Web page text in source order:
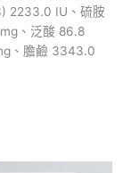
2233.0 IU、硫胺
、泛酸 86.8
、膽鹼 3343.0